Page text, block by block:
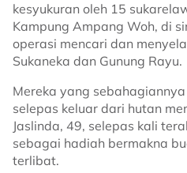
kesyukuran oleh 15
Kampung Ampang Woh, di
operasi mencari dan
Sukaneka dan Gunung Rayu.
Mereka yang
selepas keluar dari hutan
Jaslinda, 49, selepas kali
sebagai hadiah bermakna
terlibat.